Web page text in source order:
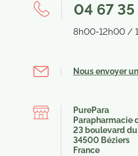
04 67 35
8h00-12h00 /
Nous envoyer
PurePara
Parapharmacie
23 boulevard
34500 Béziers
France